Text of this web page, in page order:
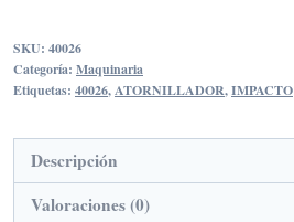
MARTILLO
COMBINADO
SKU: 40026
Categoría: Maquinaria
Etiquetas: 40026,ATORNILLADOR,IMPACTO
Descripción
Valoraciones (0)